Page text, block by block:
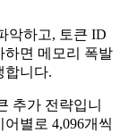
악하고, 토큰 ID
하면 메모리 폭발
합니다.
추가 전략입니
별로 4,096개씩